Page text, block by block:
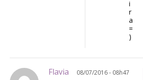
i
r
a
=
)
Flavia 08/07/2016 - 08h47